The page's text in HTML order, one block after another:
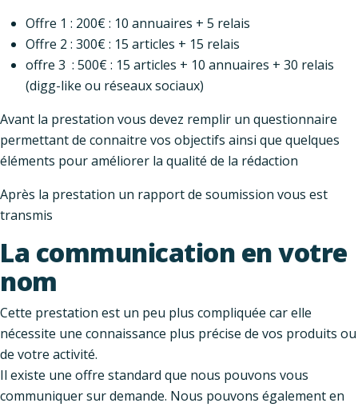
Offre 1 : 200€ : 10 annuaires + 5 relais
Offre 2 : 300€ : 15 articles + 15 relais
offre 3 : 500€ : 15 articles + 10 annuaires + 30 relais
(digg-like ou réseaux sociaux)
Avant la prestation vous devez remplir un questionnaire
permettant de connaitre vos objectifs ainsi que quelques
éléments pour améliorer la qualité de la rédaction
Après la prestation un rapport de soumission vous est
transmis
La communication en votre
nom
Cette prestation est un peu plus compliquée car elle
nécessite une connaissance plus précise de vos produits ou
de votre activité.
Il existe une offre standard que nous pouvons vous
communiquer sur demande. Nous pouvons également en